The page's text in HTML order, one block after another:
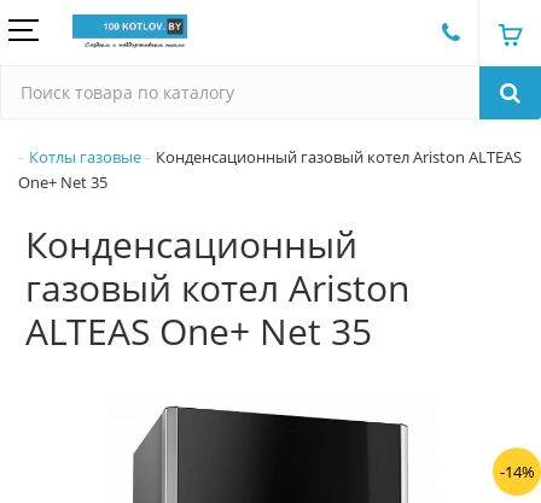
Котлы газовые
Конденсационный газовый котел Ariston ALTEAS
One+ Net 35
Конденсационный
газовый котел Ariston
ALTEAS One+ Net 35
-14%